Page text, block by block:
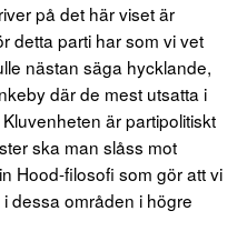
på det här viset är
detta parti har som vi vet
nästan säga hycklande,
där de mest utsatta i
är partipolitiskt
ska man slåss mot
Hood-filosofi som gör att vi
dessa områden i högre